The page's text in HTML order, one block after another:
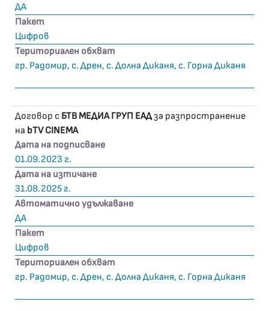
ДА
Пакет
Цифров
Териториален обхват
гр. Радомир, с. Дрен, с. Долна Диканя, с. Горна Диканя
Договор с БТВ МЕДИА ГРУП ЕАДза разпространение
на bTV CINEMA
Дата на подписване
01.09.2023 г.
Дата на изтичане
31.08.2025 г.
Автоматично удължаване
ДА
Пакет
Цифров
Териториален обхват
гр. Радомир, с. Дрен, с. Долна Диканя, с. Горна Диканя